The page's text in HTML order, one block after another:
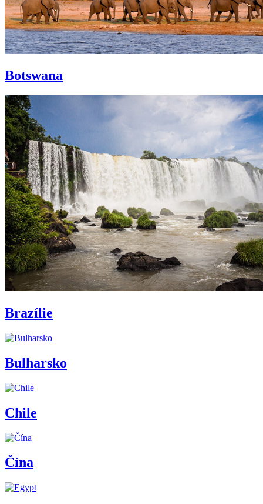
Botswana
Brazílie
Bulharsko
Chile
Čína